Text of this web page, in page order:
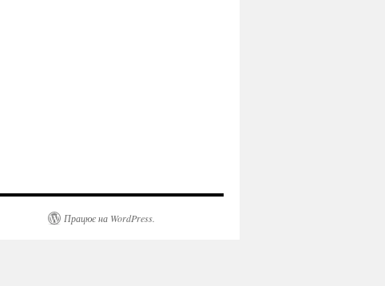
Працює на WordPress.